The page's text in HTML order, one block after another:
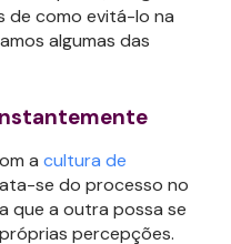
de como evitá-lo na
algumas das
a cultura de
se do processo no
que a outra possa se
percepções.